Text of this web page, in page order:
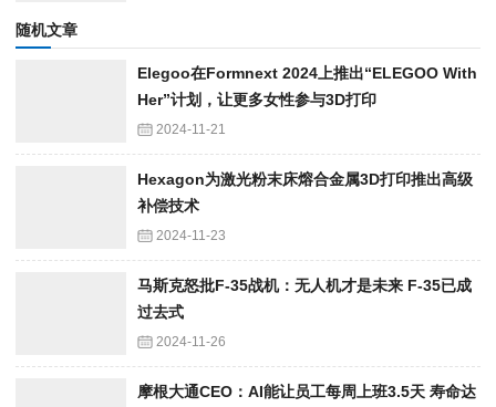
随机文章
Elegoo在Formnext 2024上推出“ELEGOO With
Her”计划，让更多女性参与3D打印
2024-11-21
Hexagon为激光粉末床熔合金属3D打印推出高级
补偿技术
2024-11-23
马斯克怒批F-35战机：无人机才是未来 F-35已成
过去式
2024-11-26
摩根大通CEO：AI能让员工每周上班3.5天 寿命达